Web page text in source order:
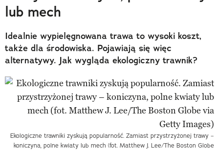
lub mech
Idealnie wypielęgnowana trawa to wysoki koszt,
także dla środowiska. Pojawiają się więc
alternatywy. Jak wygląda ekologiczny trawnik?
Ekologiczne trawniki zyskują popularność. Zamiast przystrzyżonej trawy –
koniczyna, polne kwiaty lub mech (fot. Matthew J. Lee/The Boston Globe